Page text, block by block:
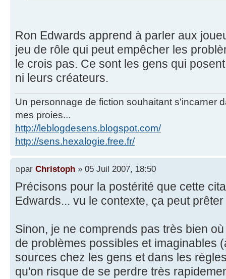
Ron Edwards apprend à parler aux
jeu de rôle qui peut empêcher les
le crois pas. Ce sont les gens qui
ni leurs créateurs.
Un personnage de fiction souhaitant s'incarner
mes proies...
http://leblogdesens.blogspot.com/
http://sens.hexalogie.free.fr/
par Christoph » 05 Juil 2007, 18:50
Précisons pour la postérité que cette
Edwards... vu le contexte, ça peut
Sinon, je ne comprends pas très bien
de problèmes possibles et imaginables
sources chez les gens et dans les
qu'on risque de se perdre très